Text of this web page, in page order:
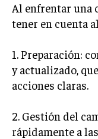
CALIDAD
TALENTOS
TALENTO
Al enfrentar una
tener en cuenta
1. Preparación:
y actualizado,
acciones claras.
2. Gestión del
rápidamente a